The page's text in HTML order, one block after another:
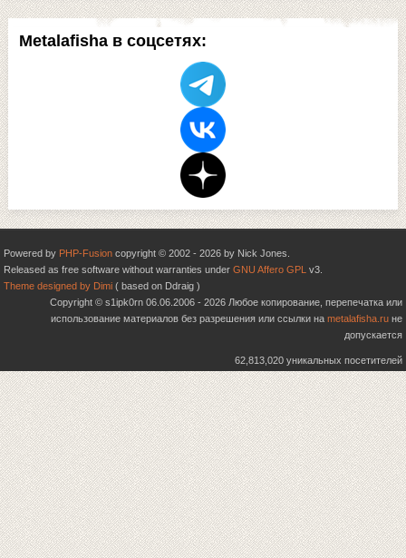
Metalafisha в соцсетях:
Powered by PHP-Fusion copyright © 2002 - 2026 by Nick Jones.
Released as free software without warranties under GNU Affero GPL v3.
Theme designed by Dimi ( based on Ddraig )
Copyright © s1ipk0rn 06.06.2006 - 2026 Любое копирование, перепечатка или
использование материалов без разрешения или ссылки на metalafisha.ru не
допускается
62,813,020 уникальных посетителей